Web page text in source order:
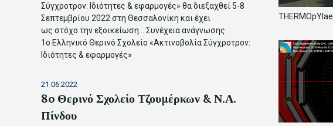
Σύγχροτρον: Ιδιότητες & εφαρμογές» θα διεξαχθεί 5-8
Σεπτεμβρίου 2022 στη Θεσσαλονίκη και έχει
ως στόχο την εξοικείωση…Συνέχεια ανάγνωσης
1ο Ελληνικό Θερινό Σχολείο «Ακτινοβολία Σύγχροτρον:
Ιδιότητες & εφαρμογές»
21.06.2022
8o Θερινό Σχολείο Τζουμέρκων & Ν.Α.
Πίνδου
THERMOpYlae